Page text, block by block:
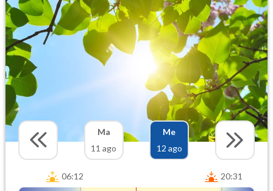
Ma
11 ago
Me
12 ago
06:12 20:31